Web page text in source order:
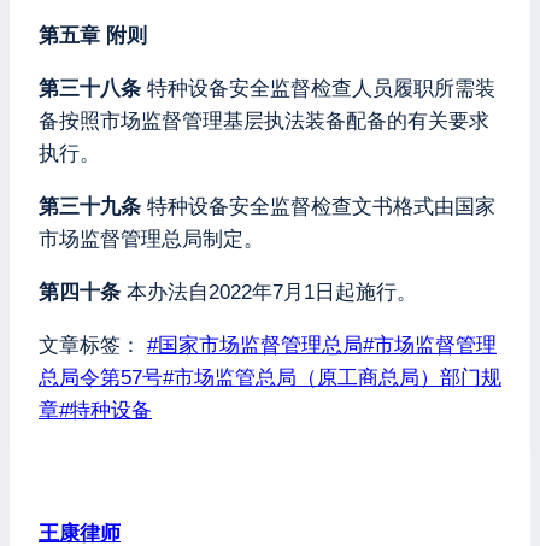
第五章 附则
第三十八条 特种设备安全监督检查人员履职所需装
备按照市场监督管理基层执法装备配备的有关要求
执行。
第三十九条 特种设备安全监督检查文书格式由国家
市场监督管理总局制定。
第四十条 本办法自2022年7月1日起施行。
文章标签： #国家市场监督管理总局#市场监督管理
总局令第57号#市场监管总局（原工商总局）部门规
章#特种设备
王康律师